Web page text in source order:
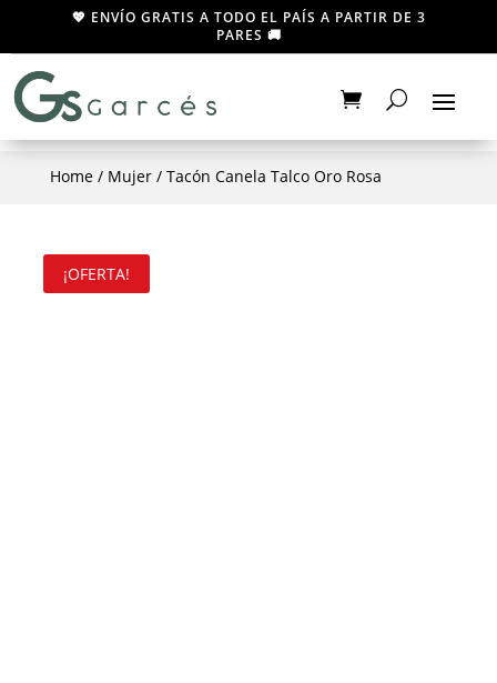
💖 ENVÍO GRATIS A TODO EL PAÍS A PARTIR DE 3
PARES 🚚
Home/ Mujer/ Tacón Canela Talco Oro Rosa
¡OFERTA!